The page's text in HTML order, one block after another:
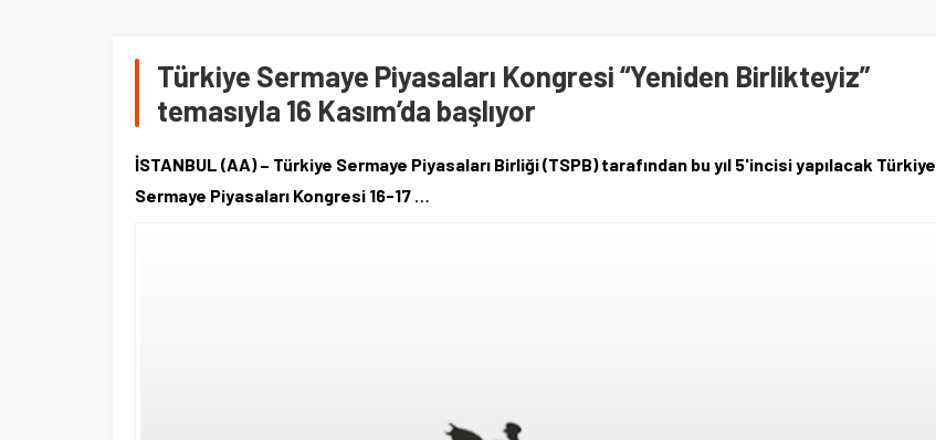
Türkiye Sermaye Piyasaları Kongresi “Yeniden Birlikteyiz”
temasıyla 16 Kasım’da başlıyor
İSTANBUL (AA) – Türkiye Sermaye Piyasaları Birliği (TSPB) tarafından bu yıl 5'incisi yapılacak Türkiye
Sermaye Piyasaları Kongresi 16-17 …